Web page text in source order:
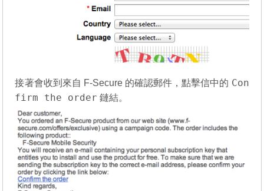
接著會收到來自 F-Secure 的確認郵件，點擊信中的 Con
firm the order 鏈結。